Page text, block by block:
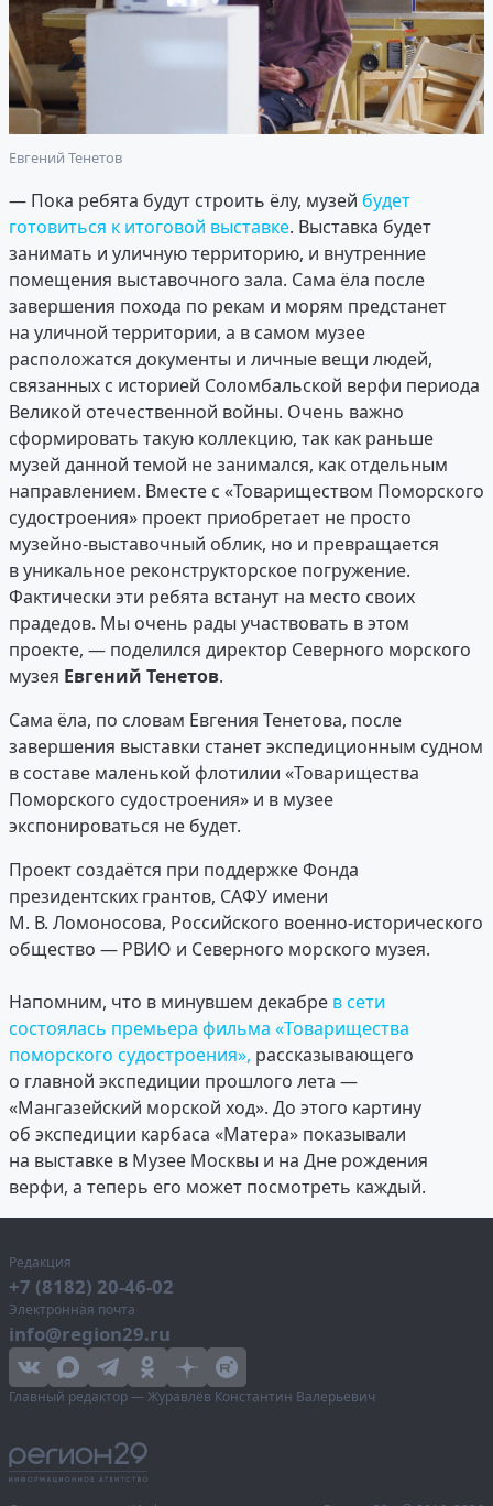
Евгений Тенетов
— Пока ребята будут строить ёлу, музей будет
готовиться к итоговой выставке. Выставка будет
занимать и уличную территорию, и внутренние
помещения выставочного зала. Сама ёла после
завершения похода по рекам и морям предстанет
на уличной территории, а в самом музее
расположатся документы и личные вещи людей,
связанных с историей Соломбальской верфи периода
Великой отечественной войны. Очень важно
сформировать такую коллекцию, так как раньше
музей данной темой не занимался, как отдельным
направлением. Вместе с «Товариществом Поморского
судостроения» проект приобретает не просто
музейно-выставочный облик, но и превращается
в уникальное реконструкторское погружение.
Фактически эти ребята встанут на место своих
прадедов. Мы очень рады участвовать в этом
проекте, — поделился директор Северного морского
музея Евгений Тенетов.
Сама ёла, по словам Евгения Тенетова, после
завершения выставки станет экспедиционным судном
в составе маленькой флотилии «Товарищества
Поморского судостроения» и в музее
экспонироваться не будет.
Проект создаётся при поддержке Фонда
президентских грантов, САФУ имени
М. В. Ломоносова, Российского военно-исторического
общество — РВИО и Северного морского музея.
Напомним, что в минувшем декабре в сети
состоялась премьера фильма «Товарищества
поморского судостроения», рассказывающего
о главной экспедиции прошлого лета —
«Мангазейский морской ход». До этого картину
об экспедиции карбаса «Матера» показывали
на выставке в Музее Москвы и на Дне рождения
верфи, а теперь его может посмотреть каждый.
Редакция
+7 (8182) 20-46-02
Электронная почта
info@region29.ru
Главный редактор — Журавлёв Константин Валерьевич